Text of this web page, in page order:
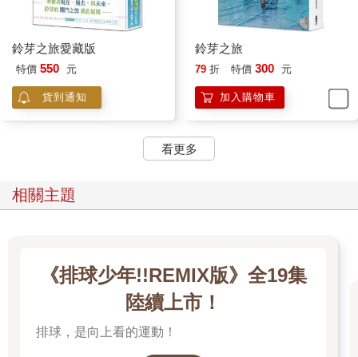
鈴芽之旅愛藏版
特價 550 元
貨到通知
鈴芽之旅
79 折 特價 300 元
加入購物車
看更多
相關主題
《排球少年!!REMIX版》全19集
陸續上市！
排球，是向上看的運動！